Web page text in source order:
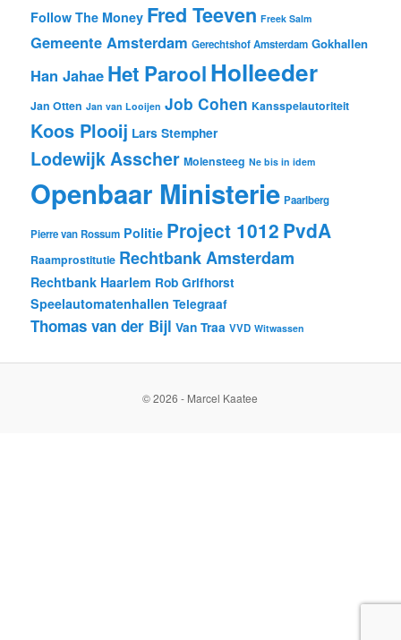
Follow The Money Fred Teeven Freek Salm
Gemeente Amsterdam Gerechtshof Amsterdam Gokhallen
Han Jahae Het ParoolHolleeder
Jan Otten Jan van Looijen Job Cohen Kansspelautoriteit
Koos Plooij Lars Stempher
Lodewijk Asscher Molensteeg Ne bis in idem
Openbaar Ministerie Paarlberg
Pierre van Rossum Politie Project 1012 PvdA
Raamprostitutie Rechtbank Amsterdam
Rechtbank Haarlem Rob Grifhorst
Speelautomatenhallen Telegraaf
Thomas van der Bijl Van Traa VVD Witwassen
© 2026 - Marcel Kaatee